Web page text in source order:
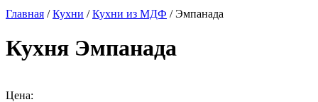
Главная /Кухни /Кухни из МДФ / Эмпанада
Кухня Эмпанада
Цена: